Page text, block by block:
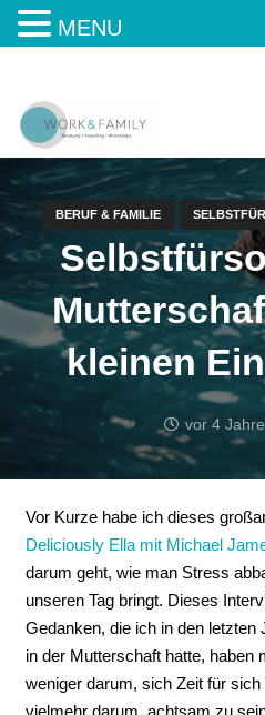
BERUF & FAMILIE
kleinen
vor 4
Vor Kurze habe ich dieses
Deliciously Ella mit Michael
darum geht, wie man Stress
unseren Tag bringt. Dieses
Gedanken, die ich in den letzten
in der Mutterschaft hatte, haben
weniger darum, sich Zeit für
MENU